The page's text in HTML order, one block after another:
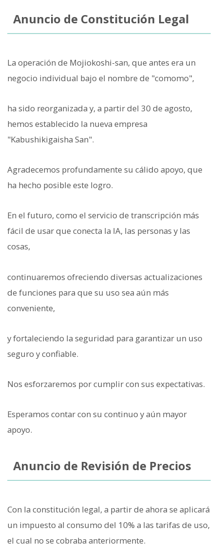
Anuncio de Constitución Legal
La operación de Mojiokoshi-san, que antes era un
negocio individual bajo el nombre de "comomo",
ha sido reorganizada y, a partir del 30 de agosto,
hemos establecido la nueva empresa
"Kabushikigaisha San".
Agradecemos profundamente su cálido apoyo, que
ha hecho posible este logro.
En el futuro, como el servicio de transcripción más
fácil de usar que conecta la IA, las personas y las
cosas,
continuaremos ofreciendo diversas actualizaciones
de funciones para que su uso sea aún más
conveniente,
y fortaleciendo la seguridad para garantizar un uso
seguro y confiable.
Nos esforzaremos por cumplir con sus expectativas.
Esperamos contar con su continuo y aún mayor
apoyo.
Anuncio de Revisión de Precios
Con la constitución legal, a partir de ahora se aplicará
un impuesto al consumo del 10% a las tarifas de uso,
el cual no se cobraba anteriormente.